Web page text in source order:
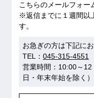
こちらのメールフォー
※返信までに１週間以
す。
お急ぎの方は下記に
TEL： 045-315-4551
営業時間：10:00～
日・年末年始を除く）